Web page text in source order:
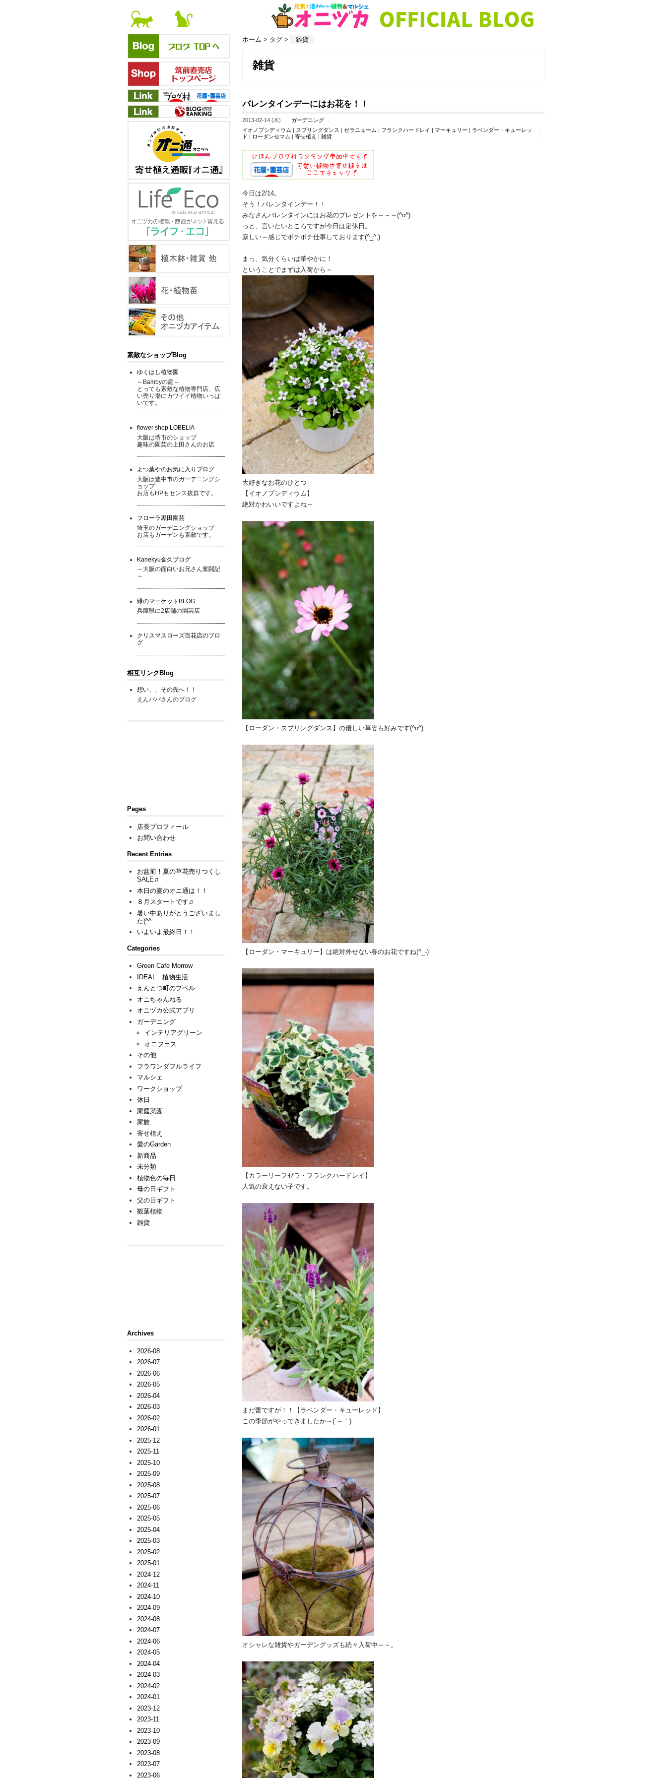
ホーム > タグ > 雑貨
雑貨
バレンタインデーにはお花を！！
2013-02-14 (木)
ガーデニング
イオノプシディウム | スプリングダンス | ゼラニューム | フランクハードレイ | マーキュリー | ラベンダー・キューレッ
ド | ローダンセマム | 寄せ植え | 雑貨
今日は2/14。
そう！バレンタインデー！！
みなさんバレンタインにはお花のプレゼントを～～～(^o^)ゞ
っと、言いたいところですが今日は定休日。
寂しい～感じでボチボチ仕事しております(^_^;)
まっ、気分くらいは華やかに！
ということでまずは入荷から～
大好きなお花のひとつ
【イオノプシディウム】
絶対かわいいですよね～
【ローダン・スプリングダンス】の優しい草姿も好みです(^o^)
【ローダン・マーキュリー】は絶対外せない春のお花ですね(^_-)
【カラーリーフゼラ・フランクハードレイ】
人気の衰えない子です。
まだ蕾ですが！！【ラベンダー・キューレッド】
この季節がやってきましたか～(´～｀)
オシャレな雑貨やガーデングッズも続々入荷中～～。
素敵なショップBlog
ゆくはし植物園
～Bambyの庭～
とっても素敵な植物専門店、広
い売り場にカワイイ植物いっぱ
いです。
flower shop LOBELIA
大阪は堺市のショップ
趣味の園芸の上田さんのお店
よつ葉やのお気に入りブログ
大阪は豊中市のガーデニングシ
ョップ
お店もHPもセンス抜群です。
フローラ黒田園芸
埼玉のガーデニングショップ
お店もガーデンも素敵です。
Kanekyu金久ブログ
～大阪の面白いお兄さん奮闘記
～
緑のマーケットBLOG
兵庫県に2店舗の園芸店
クリスマスローズ百花店のブロ
グ
相互リンクBlog
想い、、その先へ！！
えんパパさんのブログ
Pages
店長プロフィール
お問い合わせ
Recent Entries
お盆前！夏の草花売りつくし
SALE♫
本日の夏のオニ通は！！
８月スタートです♫
暑い中ありがとうございまし
た(^^ゞ
いよいよ最終日！！
Categories
Green Cafe Morrow
IDEAL 植物生活
えんとつ町のプペル
オニちゃんねる
オニヅカ公式アプリ
ガーデニング
インテリアグリーン
オニフェス
その他
フラワンダフルライフ
マルシェ
ワークショップ
休日
家庭菜園
家族
寄せ植え
愛のGarden
新商品
未分類
植物色の毎日
母の日ギフト
父の日ギフト
観葉植物
雑貨
Archives
2026-08
2026-07
2026-06
2026-05
2026-04
2026-03
2026-02
2026-01
2025-12
2025-11
2025-10
2025-09
2025-08
2025-07
2025-06
2025-05
2025-04
2025-03
2025-02
2025-01
2024-12
2024-11
2024-10
2024-09
2024-08
2024-07
2024-06
2024-05
2024-04
2024-03
2024-02
2024-01
2023-12
2023-11
2023-10
2023-09
2023-08
2023-07
2023-06